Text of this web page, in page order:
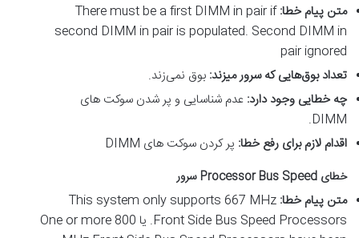
متن پیام خطا:
There must be a first DIMM in pair if
second DIMM in pair is populated. Second DIMM in
pair ignored
تعداد بوق‌هایی که سرور میزند: بوق نمی‌زند.
چه خطایی وجود دارد: عدم شناسایی و پر شدن سوکت های
DIMM.
اقدام لازم برای رفع خطا: پر کردن سوکت های DIMM
خطای سرور
متن پیام خطا:
This system only supports 667 MHz
Front Side Bus Speed Processors. یا One or more 800